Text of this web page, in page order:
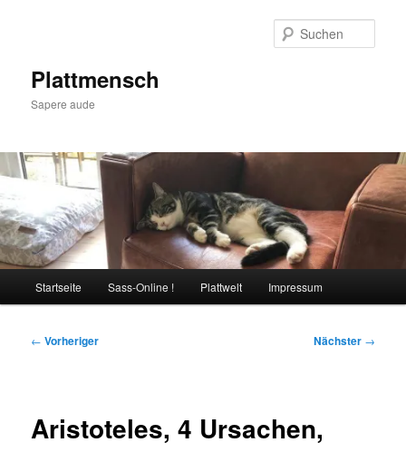
Plattmensch
Sapere aude
Startseite Sass-Online ! Plattwelt Impressum
Beitragsnavigation
← Vorheriger Nächster →
Aristoteles, 4 Ursachen,